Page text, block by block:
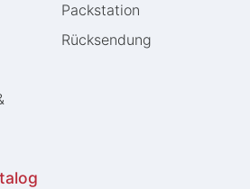
Packstation
Rücksendung